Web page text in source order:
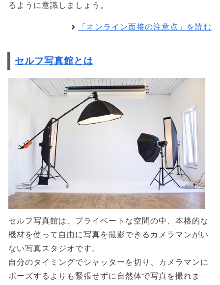
るように意識しましょう。
「オンライン面接の注意点」を読む
セルフ写真館とは
セルフ写真館は、プライベートな空間の中、本格的な
機材を使って自由に写真を撮影できるカメラマンがい
ない写真スタジオです。
自分のタイミングでシャッターを切り、カメラマンに
ポーズするよりも緊張せずに自然体で写真を撮れま